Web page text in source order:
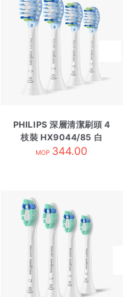
PHILIPS 深層清潔刷頭 4
枝裝 HX9044/85 白
MOP 344.00